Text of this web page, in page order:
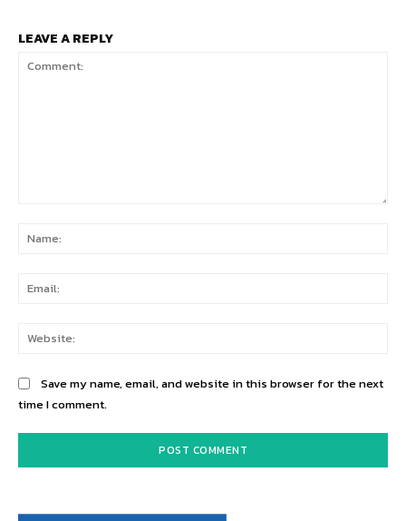
LEAVE A REPLY
Save my name, email, and website in this browser for the next
time I comment.